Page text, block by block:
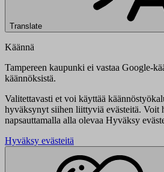
Translate
Käännä
Tampereen kaupunki ei vastaa Google-
käännöksistä.
Valitettavasti et voi käyttää
hyväksynyt siihen liittyviä evästeitä. Voit
napsauttamalla alla olevaa Hyväksy
Hyväksy evästeitä